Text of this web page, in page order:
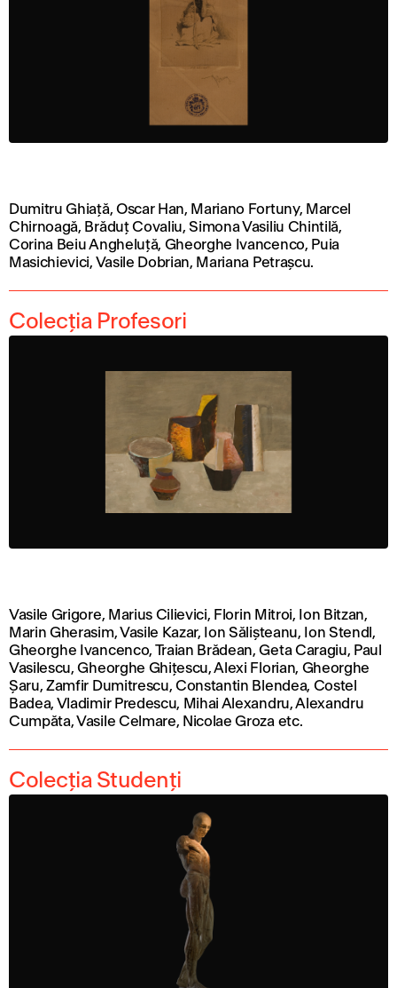
Dumitru Ghiață, Oscar Han, Mariano Fortuny, Marcel
Chirnoagă, Brăduț Covaliu, Simona Vasiliu Chintilă,
Corina Beiu Angheluță, Gheorghe Ivancenco, Puia
Masichievici, Vasile Dobrian, Mariana Petrașcu.
Colecția Profesori
Vasile Grigore, Marius Cilievici, Florin Mitroi, Ion Bitzan,
Marin Gherasim, Vasile Kazar, Ion Sălișteanu, Ion Stendl,
Gheorghe Ivancenco, Traian Brădean, Geta Caragiu, Paul
Vasilescu, Gheorghe Ghițescu, Alexi Florian, Gheorghe
Șaru, Zamfir Dumitrescu, Constantin Blendea, Costel
Badea, Vladimir Predescu, Mihai Alexandru, Alexandru
Cumpăta, Vasile Celmare, Nicolae Groza etc.
Colecția Studenți